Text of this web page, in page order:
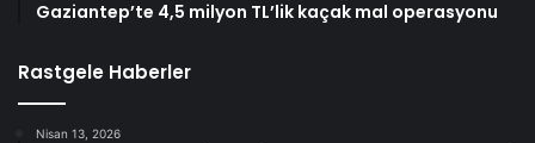
Gaziantep’te 4,5 milyon TL’lik kaçak mal operasyonu
Rastgele Haberler
Nisan 13, 2026